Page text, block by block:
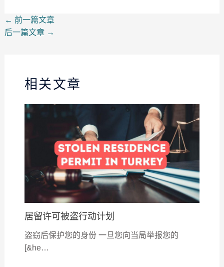
← 前一篇文章
后一篇文章 →
相关文章
居留许可被盗行动计划
盗窃后保护您的身份 一旦您向当局举报您的
[&he…